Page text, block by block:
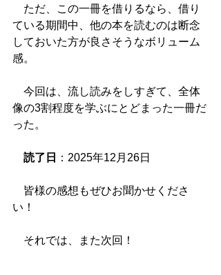
ただ、この一冊を借りるなら、借り
ている期間中、他の本を読むのは断念
しておいた方が良さそうなボリューム
感。
今回は、流し読みをしすぎて、全体
像の3割程度を学ぶにとどまった一冊だ
った。
読了日 ：2025年12月26日
皆様の感想もぜひお聞かせくださ
い！
それでは、また次回！